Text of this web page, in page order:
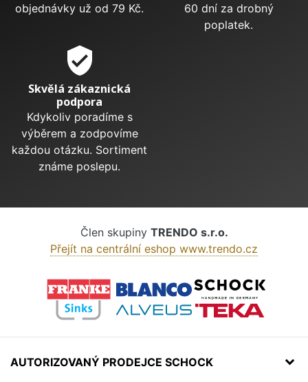
objednávky už od 79 Kč.
60 dní za drobný
poplatek.
verified_user
Skvělá zákaznická
podpora
Kdykoliv poradíme s
výběrem a zodpovíme
každou otázku. Sortiment
známe poslepu.
Člen skupiny TRENDO s.r.o.
Přejít na centrální eshop www.trendo.cz
AUTORIZOVANÝ PRODEJCE SCHOCK